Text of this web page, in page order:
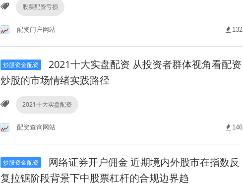
股票配资亏损
配资门户网站 132
炒股资金配资
2021十大实盘配资 从投资者群体视角看配资
炒股的市场情绪实践路径
2021十大实盘配资
配资查询网站 146
炒股资金配资
网络证券开户佣金 近期境内外股市在指数反
复拉锯阶段背景下中股票杠杆的合规边界趋